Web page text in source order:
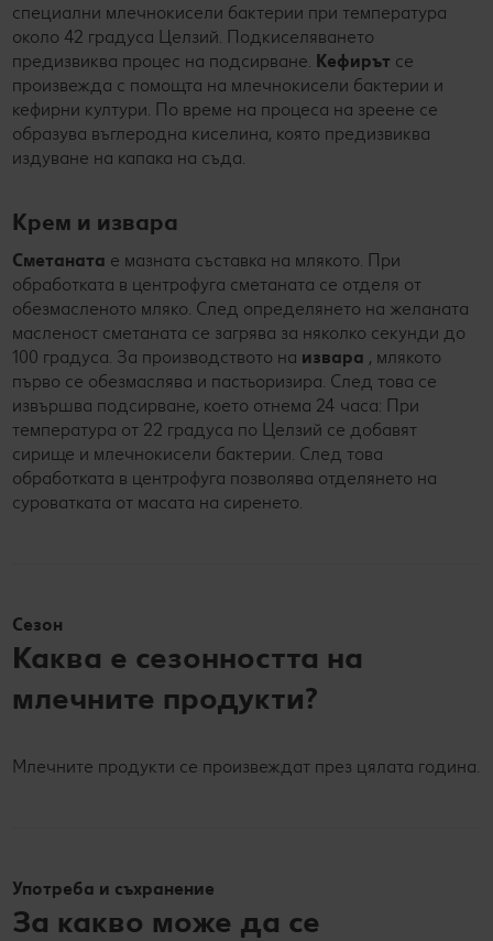
специални млечнокисели бактерии при температура
около 42 градуса Целзий. Подкиселяването
предизвиква процес на подсирване. Кефирът се
произвежда с помощта на млечнокисели бактерии и
кефирни култури. По време на процеса на зреене се
образува въглеродна киселина, която предизвиква
издуване на капака на съда.
Крем и извара
Сметаната е мазната съставка на млякото. При
обработката в центрофуга сметаната се отделя от
обезмасленото мляко. След определянето на желаната
масленост сметаната се загрява за няколко секунди до
100 градуса. За производството на извара , млякото
първо се обезмаслява и пастьоризира. След това се
извършва подсирване, което отнема 24 часа: При
температура от 22 градуса по Целзий се добавят
сирище и млечнокисели бактерии. След това
обработката в центрофуга позволява отделянето на
суроватката от масата на сиренето.
Сезон
Каква е сезонността на
млечните продукти?
Млечните продукти се произвеждат през цялата година.
Употреба и съхранение
За какво може да се